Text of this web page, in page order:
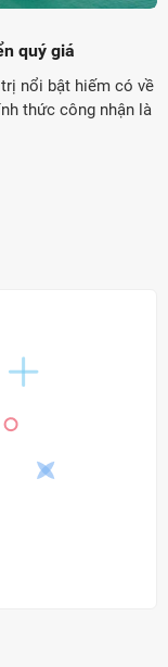
quý giá
nổi bật hiếm có về
thức công nhận là